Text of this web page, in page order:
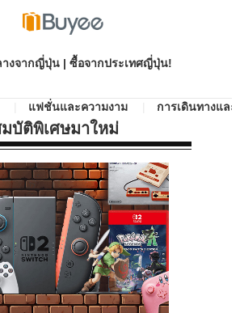
างจากญี่ปุ่น | ซื้อจากประเทศญี่ปุ่น!
แฟชั่นและความงาม การเดินทางและ
บัติพิเศษมาใหม่